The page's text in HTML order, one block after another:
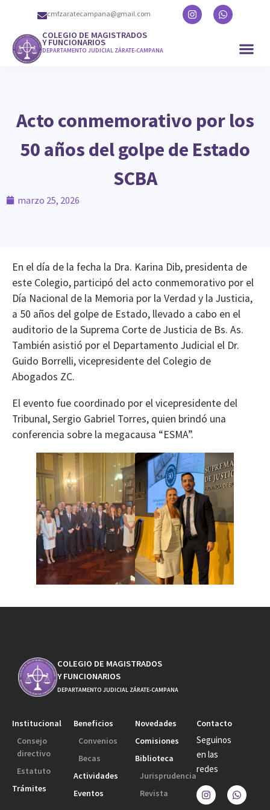
cmfzaratecampana@gmail.com
COLEGIO DE MAGISTRADOS
Y FUNCIONARIOS
DEPARTAMENTO JUDICIAL ZÁRATE-CAMPANA
Acto conmemorativo por los
50 años del golpe de Estado
SCBA
marzo 25, 2026
En el día de la fecha la Dra. Karina Dib, presidenta de
este Colegio, participó del acto conmemorativo por el
Día Nacional de la Memoria por la Verdad y la Justicia,
a 50 años del golpe de Estado, llevado a cabo en el
auditorio de la Suprema Corte de Justicia de Bs. As.
También asistió por el Departamento Judicial el Dr.
Guido Borrelli, vicepresidente del Colegio de
Abogados ZC.
El evento fue coordinado por el vicepresidente del
Tribunal, Sergio Gabriel Torres, quien brindó una
conferencia sobre la megacausa “ESMA”.
COLEGIO DE MAGISTRADOS
Y FUNCIONARIOS
DEPARTAMENTO JUDICIAL ZÁRATE-CAMPANA
Institucional
Consejo
directivo
Estatuto
Trámites
Beneficios
Convenios
Becas
Actividades
Eventos
Novedades
Comisiones
Biblioteca
Jurisprudencia
Revista
Contacto
Seguinos
en las
redes